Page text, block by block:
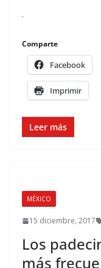
.
Comparte
Facebook
Imprimir
Leer más
MÉXICO
15 diciembre, 2017
Los
más